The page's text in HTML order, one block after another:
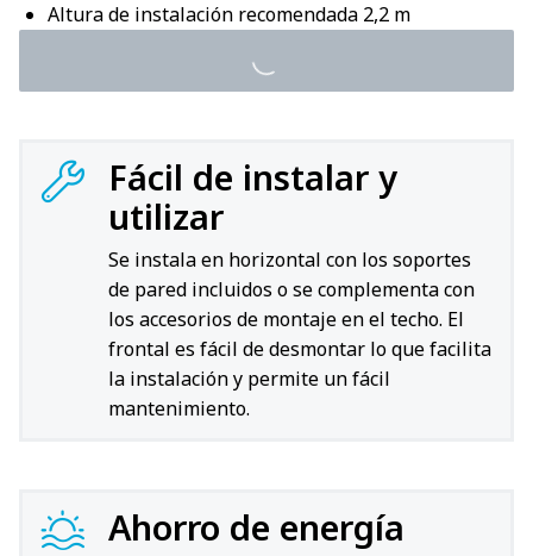
Altura de instalación recomendada 2,2 m
Fácil de instalar y
utilizar
Se instala en horizontal con los soportes
de pared incluidos o se complementa con
los accesorios de montaje en el techo. El
frontal es fácil de desmontar lo que facilita
la instalación y permite un fácil
mantenimiento.
Ahorro de energía